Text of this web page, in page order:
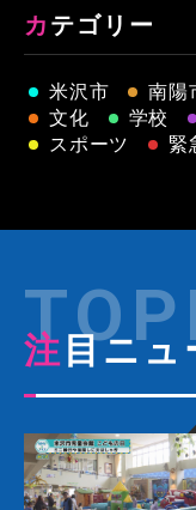
カテゴリー
米沢市 南陽
文化
学校
スポーツ
緊
注目ニ